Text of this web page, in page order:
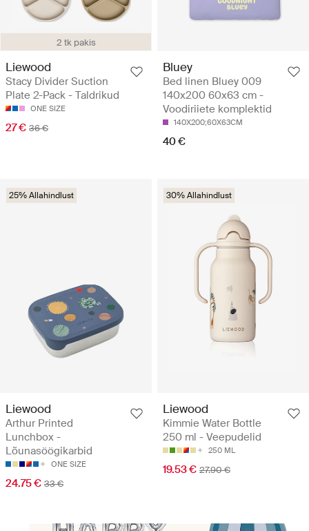
2 tk pakis
Liewood
Stacy Divider Suction
Plate 2-Pack - Taldrikud
ONE SIZE
27 € 36 €
Bluey
Bed linen Bluey 009
140x200 60x63 cm -
Voodiriiete komplektid
140X200;60X63CM
40 €
25% Allahindlust
Liewood
Arthur Printed
Lunchbox -
Lõunasöögikarbid
ONE SIZE
24.75 € 33 €
30% Allahindlust
Liewood
Kimmie Water Bottle
250 ml - Veepudelid
250 ML
19.53 € 27.90 €